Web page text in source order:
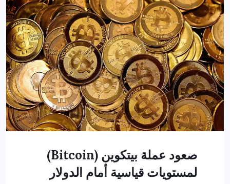
صعود عملة بيتكوين (Bitcoin)
لمستويات قياسية أمام الدولار